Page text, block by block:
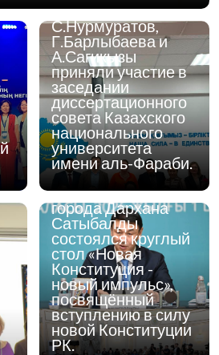
философии ИФПР
С.Нурмуратов,
Г.Барлыбаева и
А.Сагикызы
приняли участие в
заседании
диссертационного
совета Казахского
национального
университета
имени аль-Фараби.
01.07.2026
1 июля 2026 года в
городе Алматы при
участии акима
города Дархана
Сатыбалды
состоялся круглый
стол «Новая
Конституция -
новый импульс»,
посвящённый
вступлению в силу
новой Конституции
РК.